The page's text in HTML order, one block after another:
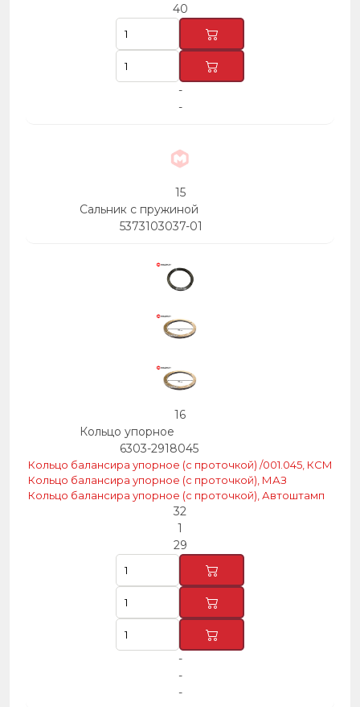
40
-
-
15
Сальник с пружиной
5373103037-01
16
Кольцо упорное
6303-2918045
Кольцо балансира упорное (с проточкой) /001.045, КСМ
Кольцо балансира упорное (с проточкой), МАЗ
Кольцо балансира упорное (с проточкой), Автоштамп
32
1
29
-
-
-